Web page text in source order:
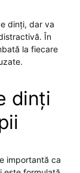
dinți, dar va
În
la fiecare
dinți
importantă ca